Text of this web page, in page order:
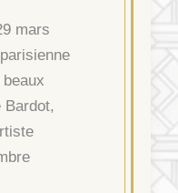
mars
Bardot,